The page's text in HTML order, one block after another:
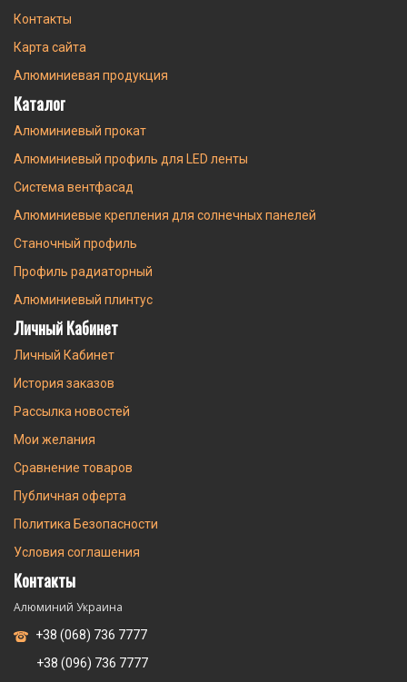
Контакты
Карта сайта
Алюминиевая продукция
Каталог
Алюминиевый прокат
Алюминиевый профиль для LED ленты
Система вентфасад
Алюминиевые крепления для солнечных панелей
Станочный профиль
Профиль радиаторный
Алюминиевый плинтус
Личный Кабинет
Личный Кабинет
История заказов
Рассылка новостей
Мои желания
Сравнение товаров
Публичная оферта
Политика Безопасности
Условия соглашения
Контакты
Алюминий Украина
+38 (068) 736 7777
+38 (096) 736 7777